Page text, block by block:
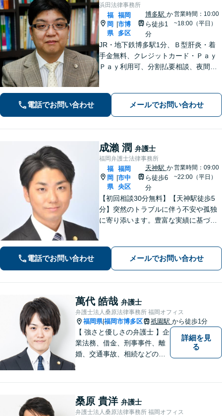
浜田法律事務所
福
岡
県
|
福岡
市博
多区
博多駅 か
ら徒歩1
分
営業時間：10:00
~18:00（平日）
JR・地下鉄博多駅1分、Ｂ型肝炎・着
手金無料、クレジットカード・Ｐａｙ
Ｐａｙ利用可、分割払要相談、夜間・
婚、相続、後見、交通事故、借金、労
働、民事全般取扱い
電話でお問い合わせ メールでお問い合わせ
成瀨 潤 弁護士
福岡弁護士法律事務所
福
岡
県
|
福岡
市中
央区
天神駅 か
ら徒歩6
分
営業時間：09:00
~22:00（平日）
【初回相談30分無料】【天神駅徒歩5
分】突然のトラブルに伴う不安や孤独
に寄り添います。豊富な実績に基づく
の相談から培った確かな交渉力であな
たを守り抜きます。【LINE予約可】
電話でお問い合わせ メールでお問い合わせ
萬代 皓哉 弁護士
弁護士法人桑原法律事務所 福岡オフィス
福岡県|福岡市博多区 祇園駅 から徒歩1分
【 強さと優しさの弁護士 】企
業法務、借金、刑事事件、離
婚、交通事故、相続などのご
なリーガルサービスを提供い
たします。
詳細を見
る
桑原 貴洋 弁護士
弁護士法人桑原法律事務所 福岡オフィス